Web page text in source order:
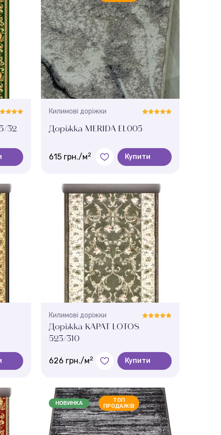
32
Килимові доріжки
Доріжка MERIDA EL005
615 грн./м2 Купити
Колір:
mramor
Ширина, м.:
1.5 м , 1.2 м , 0.8 м
Висота ворсу:
Килимові доріжки
Доріжка КАРАТ LOTOS
523/310
626 грн./м2 Купити
Колір:
green
Ширина, м.:
2 , 2.5 , 1.5 , 0.8 , 1.2
Висота ворсу:
НОВИНКА
ТОП
ПРОДАЖІВ